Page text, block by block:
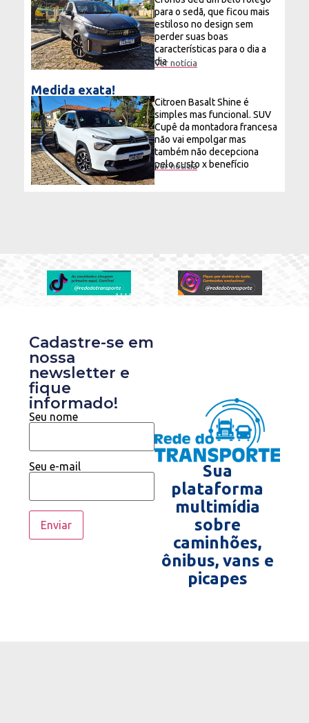
para o sedã, que ficou mais
estiloso no design sem
perder suas boas
características para o dia a
dia
Ver notícia
Medida exata!
Citroen Basalt Shine é
simples mas funcional. SUV
Cupê da montadora francesa
não vai empolgar mas
também não decepciona
pelo custo x benefício
Ver notícia
Sua
plataforma
multimídia
sobre
caminhões,
ônibus, vans e
picapes
Cadastre-se em
nossa
newsletter e
fique
informado!
Seu nome
Seu e-mail